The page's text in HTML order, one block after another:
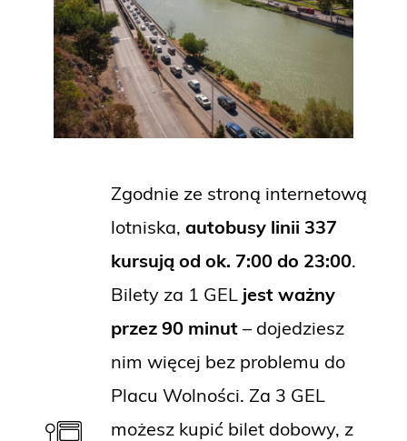
Zgodnie ze stroną internetową
lotniska, autobusy linii 337
kursują od ok. 7:00 do 23:00.
Bilety za 1 GELjest ważny
przez 90 minut – dojedziesz
nim więcej bez problemu do
Placu Wolności. Za 3 GEL
możesz kupić bilet dobowy, z